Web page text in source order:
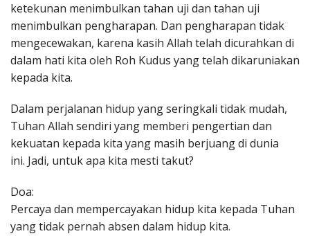
ketekunan menimbulkan tahan uji dan tahan uji
menimbulkan pengharapan. Dan pengharapan tidak
mengecewakan, karena kasih Allah telah dicurahkan di
dalam hati kita oleh Roh Kudus yang telah dikaruniakan
kepada kita.
Dalam perjalanan hidup yang seringkali tidak mudah,
Tuhan Allah sendiri yang memberi pengertian dan
kekuatan kepada kita yang masih berjuang di dunia
ini. Jadi, untuk apa kita mesti takut?
Doa:
Percaya dan mempercayakan hidup kita kepada Tuhan
yang tidak pernah absen dalam hidup kita.